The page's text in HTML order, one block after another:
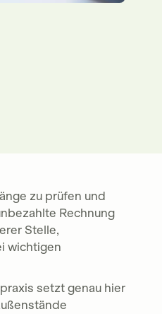
zu prüfen und
Rechnung
Stelle,
wichtigen
setzt genau hier